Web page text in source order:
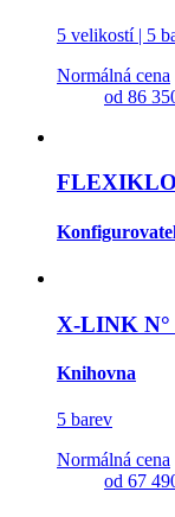
5 velikostí | 5
Normálná cena
od 86
X-LINK N°
Knihovna
5 barev
Normálná cena
od 67